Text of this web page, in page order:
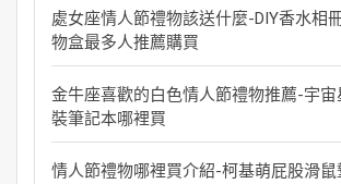
處女座情人節禮物該送什麼-DIY香水相
物盒最多人推薦購買
金牛座喜歡的白色情人節禮物推薦-宇宙
裝筆記本哪裡買
情人節禮物哪裡買介紹-柯基萌屁股滑鼠